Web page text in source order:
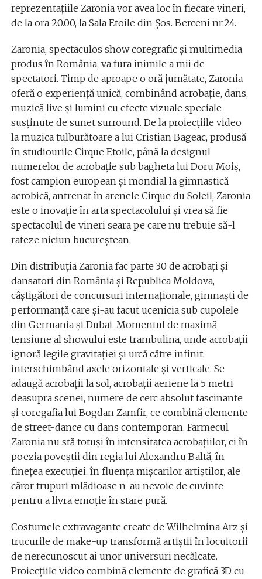
reprezentațiile Zaronia vor avea loc în fiecare vineri,
de la ora 20.00, la Sala Etoile din Șos. Berceni nr.24.
Zaronia, spectaculos show coregrafic și multimedia
produs în România, va fura inimile a mii de
spectatori. Timp de aproape o oră jumătate, Zaronia
oferă o experiență unică, combinând acrobație, dans,
muzică live și lumini cu efecte vizuale speciale
susținute de sunet surround. De la proiecțiile video
la muzica tulburătoare a lui Cristian Bageac, produsă
în studiourile Cirque Etoile, până la designul
numerelor de acrobație sub bagheta lui Doru Moiș,
fost campion european și mondial la gimnastică
aerobică, antrenat în arenele Cirque du Soleil, Zaronia
este o inovație în arta spectacolului și vrea să fie
spectacolul de vineri seara pe care nu trebuie să-l
rateze niciun bucureștean.
Din distribuția Zaronia fac parte 30 de acrobați și
dansatori din România și Republica Moldova,
câștigători de concursuri internaționale, gimnaști de
performanţă care și-au facut ucenicia sub cupolele
din Germania și Dubai. Momentul de maximă
tensiune al showului este trambulina, unde acrobații
ignoră legile gravitației și urcă către infinit,
interschimbând axele orizontale și verticale. Se
adaugă acrobații la sol, acrobații aeriene la 5 metri
deasupra scenei, numere de cerc absolut fascinante
și coregafia lui Bogdan Zamfir, ce combină elemente
de street-dance cu dans contemporan. Farmecul
Zaronia nu stă totuși în intensitatea acrobațiilor, ci în
poezia poveștii din regia lui Alexandru Baltă, în
finețea execuției, în fluența mișcarilor artiștilor, ale
căror trupuri mlădioase n-au nevoie de cuvinte
pentru a livra emoție în stare pură.
Costumele extravagante create de Wilhelmina Arz și
trucurile de make-up transformă artiștii în locuitorii
de nerecunoscut ai unor universuri necălcate.
Proiecțiile video combină elemente de grafică 3D cu